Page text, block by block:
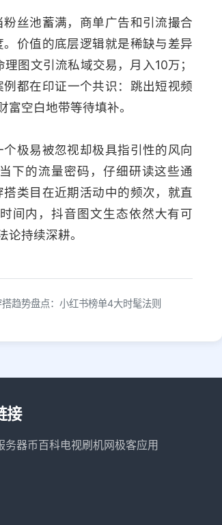
丝池蓄满，商单广告和引流撮合
价值的底层逻辑就是稀缺与差异
图文引流私域交易，月入10万；
都在印证一个共识：跳出短视频
空白地带等待填补。
极易被忽视却极具指引性的风向
下的流量密码，仔细研读这些通
类目在近期活动中的频次，就直
间内，抖音图文生态依然大有可
持续深耕。
趋势盘点：小红书榜单4大时髦法则
接
务器币百科电视刷机网极客应用